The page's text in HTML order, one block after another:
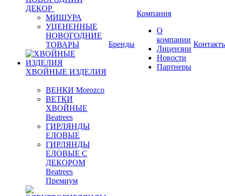
ДЕКОР
МИШУРА
УЦЕНЕННЫЕ
НОВОГОДНИЕ
ТОВАРЫ
ХВОЙНЫЕ ИЗДЕЛИЯ
ВЕНКИ Morozco
ВЕТКИ
ХВОЙНЫЕ
Beatrees
ГИРЛЯНДЫ
ЕЛОВЫЕ
ГИРЛЯНДЫ
ЕЛОВЫЕ С
ДЕКОРОМ
Beatrees
Премиум
Бренды
Компания
О
компании
Лицензии
Новости
Партнеры